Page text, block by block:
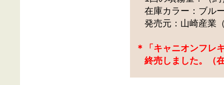
在庫カラー：ブル
発売元：山崎産業
＊「キャニオンフレ
終売しました。（